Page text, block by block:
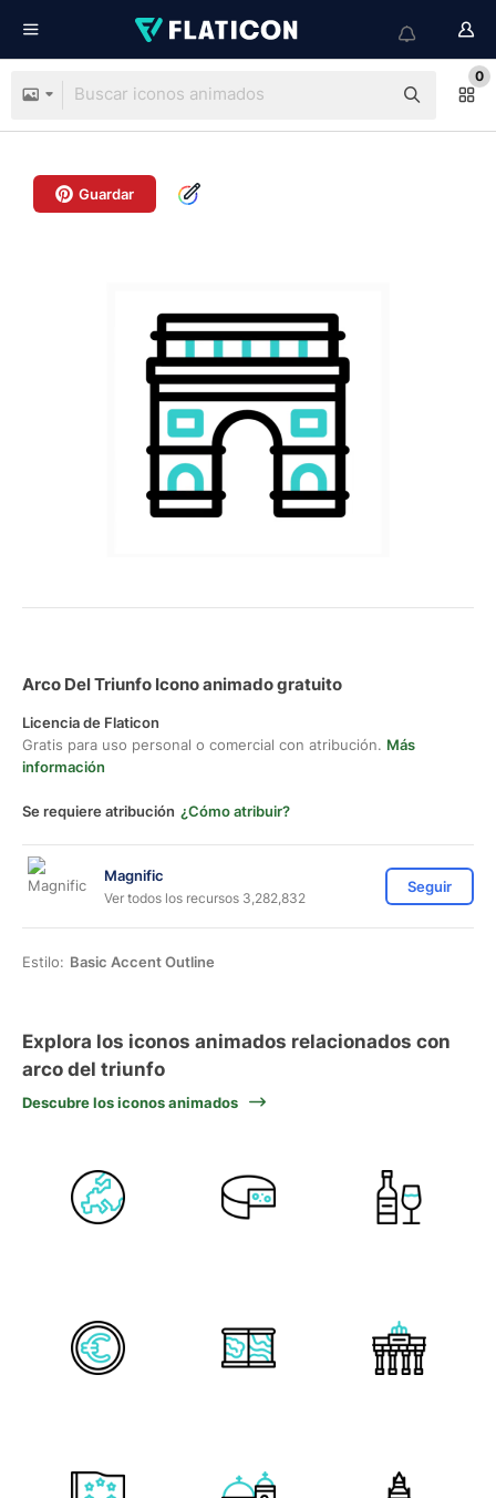
0
Guardar
Arco Del Triunfo Icono animado gratuito
Licencia de Flaticon
Gratis para uso personal o comercial con atribución. Más
información
Se requiere atribución ¿Cómo atribuir?
Magnific
Ver todos los recursos 3,282,832
Seguir
Estilo: Basic Accent Outline
Explora los iconos animados relacionados con
arco del triunfo
Descubre los iconos animados